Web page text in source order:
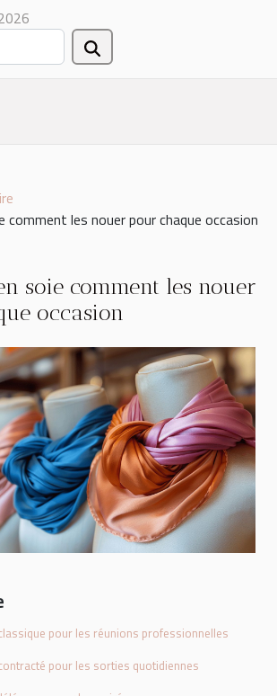
comment les nouer pour chaque occasion
soie comment les nouer
occasion
pour les réunions professionnelles
pour les sorties quotidiennes